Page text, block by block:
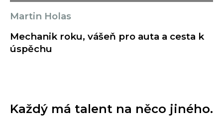
Martin Holas
Mechanik roku, vášeň pro auta a cesta k
úspěchu
Každý má talent na něco jiného.